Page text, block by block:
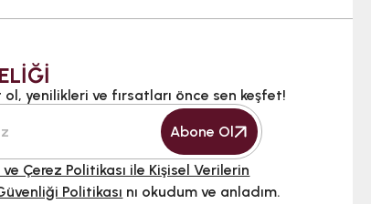
yenilikleri ve fırsatları önce sen keşfet!
Abone Ol
Çerez Politikası ile Kişisel Verilerin
Politikası nı okudum ve anladım.